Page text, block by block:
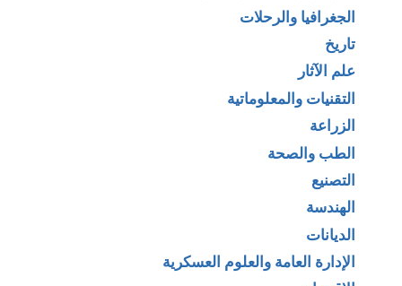
الجغرافيا والرحلات
تاريخ
علم الآثار
التقنيات والمعلوماتية
الزراعة
الطب والصحة
التصنيع
الهندسة
الديانات
الإدارة العامة والعلوم العسكرية